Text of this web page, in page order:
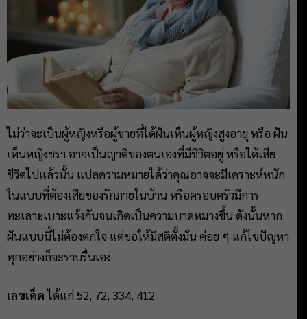
ไม่ว่าจะเป็นผู้หญิงหรือผู้ชายที่ได้ฝันเห็นผู้หญิงสูงอายุ หรือ ฝัน
เห็นหญิงชรา อาจเป็นญาติของตนเองที่มีชีวิตอยู่ หรือได้เสีย
ชีวิตไปแล้วนั้น แปลความหมายได้ว่าคุณอาจจะมีเคราะห์หนัก
ในแบบที่ต้องเสียของรักภายในบ้าน หรือครอบครัวมีการ
ทะเลาะเบาะแว้งกันจนเกิดเป็นความบาดหมางขึ้น ดังนั้นหาก
ฝันแบบนี้ไม่ต้องตกใจ แต่ขอให้มีสติตั้งมั่น ค่อย ๆ แก้ไขปัญหา
ทุกอย่างก็จะราบรื่นเอง
เลขเด็ดได้แก่ 52, 72, 334, 412